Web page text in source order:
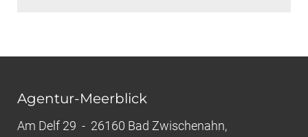
Agentur-Meerblick
Am Delf 29 - 26160 Bad Zwischenahn,